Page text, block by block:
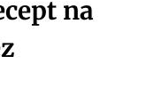
na